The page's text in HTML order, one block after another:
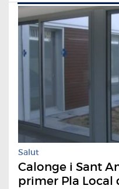
Salut
Calonge i Sant
primer Pla Local